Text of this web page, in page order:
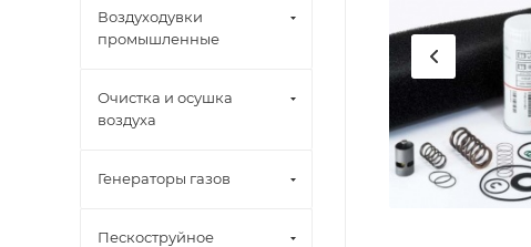
Воздуходувки
промышленные
Очистка и осушка
воздуха
Генераторы газов
Пескоструйное